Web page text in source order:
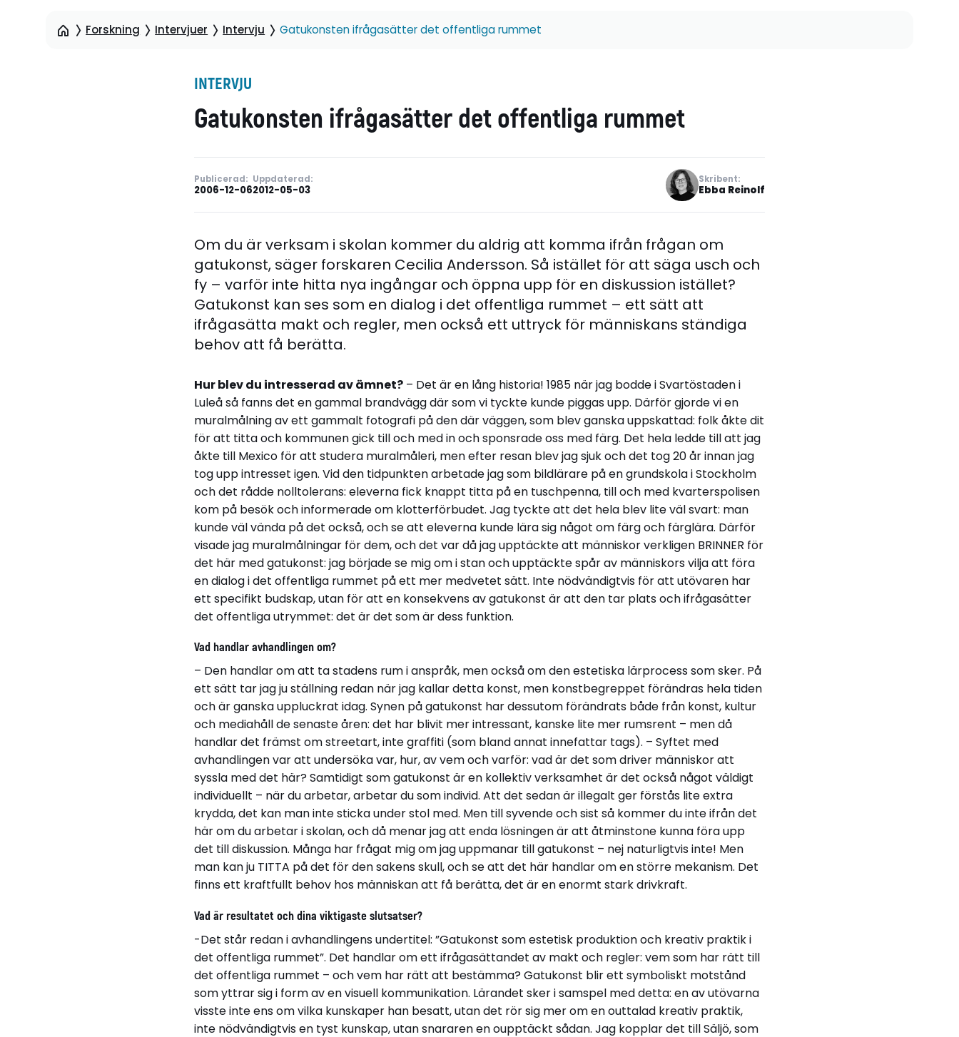
Forskning Intervjuer Intervju Gatukonsten ifrågasätter det offentliga rummet
INTERVJU
Gatukonsten ifrågasätter det offentliga rummet
Publicerad:
2006-12-06
Uppdaterad:
2012-05-03
Skribent:
Ebba Reinolf
Om du är verksam i skolan kommer du aldrig att komma ifrån frågan om
gatukonst, säger forskaren Cecilia Andersson. Så istället för att säga usch och
fy – varför inte hitta nya ingångar och öppna upp för en diskussion istället?
Gatukonst kan ses som en dialog i det offentliga rummet – ett sätt att
ifrågasätta makt och regler, men också ett uttryck för människans ständiga
behov att få berätta.
Hur blev du intresserad av ämnet? – Det är en lång historia! 1985 när jag bodde i Svartöstaden i
Luleå så fanns det en gammal brandvägg där som vi tyckte kunde piggas upp. Därför gjorde vi en
muralmålning av ett gammalt fotografi på den där väggen, som blev ganska uppskattad: folk åkte dit
för att titta och kommunen gick till och med in och sponsrade oss med färg. Det hela ledde till att jag
åkte till Mexico för att studera muralmåleri, men efter resan blev jag sjuk och det tog 20 år innan jag
tog upp intresset igen. Vid den tidpunkten arbetade jag som bildlärare på en grundskola i Stockholm
och det rådde nolltolerans: eleverna fick knappt titta på en tuschpenna, till och med kvarterspolisen
kom på besök och informerade om klotterförbudet. Jag tyckte att det hela blev lite väl svart: man
kunde väl vända på det också, och se att eleverna kunde lära sig något om färg och färglära. Därför
visade jag muralmålningar för dem, och det var då jag upptäckte att människor verkligen BRINNER för
det här med gatukonst: jag började se mig om i stan och upptäckte spår av människors vilja att föra
en dialog i det offentliga rummet på ett mer medvetet sätt. Inte nödvändigtvis för att utövaren har
ett specifikt budskap, utan för att en konsekvens av gatukonst är att den tar plats och ifrågasätter
det offentliga utrymmet: det är det som är dess funktion.
Vad handlar avhandlingen om?
– Den handlar om att ta stadens rum i anspråk, men också om den estetiska lärprocess som sker. På
ett sätt tar jag ju ställning redan när jag kallar detta konst, men konstbegreppet förändras hela tiden
och är ganska uppluckrat idag. Synen på gatukonst har dessutom förändrats både från konst, kultur
och mediahåll de senaste åren: det har blivit mer intressant, kanske lite mer rumsrent – men då
handlar det främst om streetart, inte graffiti (som bland annat innefattar tags). – Syftet med
avhandlingen var att undersöka var, hur, av vem och varför: vad är det som driver människor att
syssla med det här? Samtidigt som gatukonst är en kollektiv verksamhet är det också något väldigt
individuellt – när du arbetar, arbetar du som individ. Att det sedan är illegalt ger förstås lite extra
krydda, det kan man inte sticka under stol med. Men till syvende och sist så kommer du inte ifrån det
här om du arbetar i skolan, och då menar jag att enda lösningen är att åtminstone kunna föra upp
det till diskussion. Många har frågat mig om jag uppmanar till gatukonst – nej naturligtvis inte! Men
man kan ju TITTA på det för den sakens skull, och se att det här handlar om en större mekanism. Det
finns ett kraftfullt behov hos människan att få berätta, det är en enormt stark drivkraft.
Vad är resultatet och dina viktigaste slutsatser?
-Det står redan i avhandlingens undertitel: ”Gatukonst som estetisk produktion och kreativ praktik i
det offentliga rummet”. Det handlar om ett ifrågasättandet av makt och regler: vem som har rätt till
det offentliga rummet – och vem har rätt att bestämma? Gatukonst blir ett symboliskt motstånd
som yttrar sig i form av en visuell kommunikation. Lärandet sker i samspel med detta: en av utövarna
visste inte ens om vilka kunskaper han besatt, utan det rör sig mer om en outtalad kreativ praktik,
inte nödvändigtvis en tyst kunskap, utan snararen en oupptäckt sådan. Jag kopplar det till Säljö, som